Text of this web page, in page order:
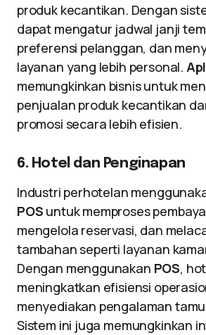
produk kecantikan. Dengan
dapat mengatur jadwal janji
preferensi pelanggan, dan
layanan yang lebih personal.
memungkinkan bisnis untuk
penjualan produk kecantikan
promosi secara lebih efisien.
6. Hotel dan Penginapan
Industri perhotelan
POS untuk memproses
mengelola reservasi, dan
tambahan seperti layanan
Dengan menggunakan POS,
meningkatkan efisiensi
menyediakan pengalaman
Sistem ini juga memungkinkan